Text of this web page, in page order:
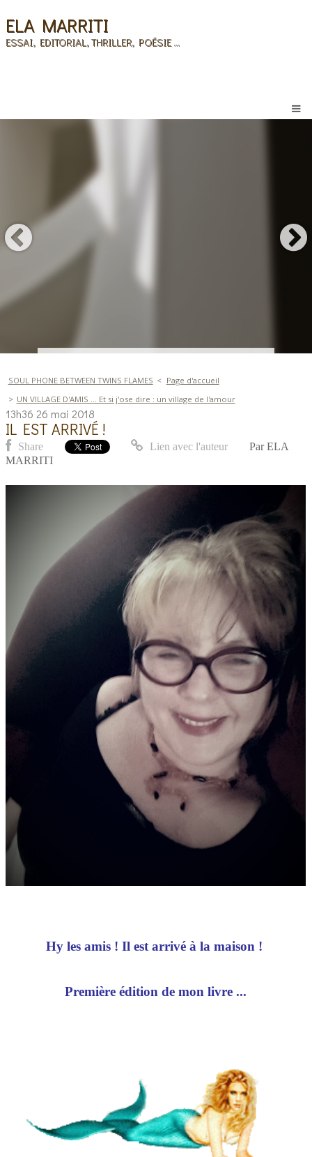
ELA MARRITI
ESSAI, EDITORIAL, THRILLER, POÉSIE ...
SOUL PHONE BETWEEN TWINS FLAMES
Page d'accueil
UN VILLAGE D'AMIS ... Et si j'ose dire : un village de l'amour
13h36 26 mai 2018
IL EST ARRIVÉ !
Share Lien avec l'auteur Par ELA
MARRITI
Hy les amis ! Il est arrivé à la maison !
Première édition de mon livre ...